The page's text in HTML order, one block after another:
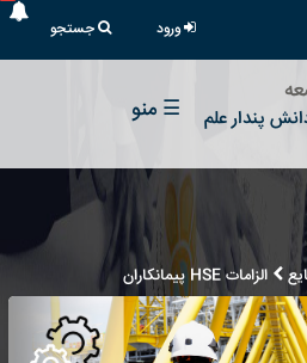
ورود جستجو
پندار علم
☰ منو
الزامات HSE پیمانکاران